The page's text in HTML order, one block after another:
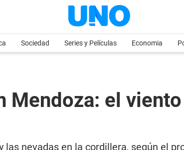
Sociedad Series y Películas Economia
el
las nevadas en la cordillera, según el